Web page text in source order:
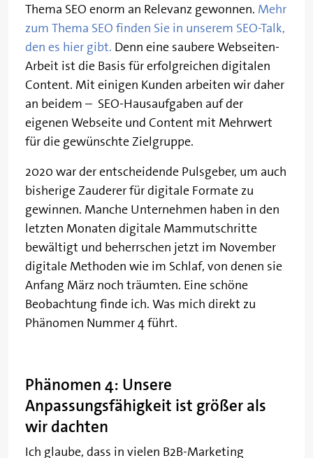
Thema SEO enorm an Relevanz gewonnen. Mehr
zum Thema SEO finden Sie in unserem SEO-Talk,
den es hier gibt. Denn eine saubere Webseiten-
Arbeit ist die Basis für erfolgreichen digitalen
Content. Mit einigen Kunden arbeiten wir daher
an beidem – SEO-Hausaufgaben auf der
eigenen Webseite und Content mit Mehrwert
für die gewünschte Zielgruppe.
2020 war der entscheidende Pulsgeber, um auch
bisherige Zauderer für digitale Formate zu
gewinnen. Manche Unternehmen haben in den
letzten Monaten digitale Mammutschritte
bewältigt und beherrschen jetzt im November
digitale Methoden wie im Schlaf, von denen sie
Anfang März noch träumten. Eine schöne
Beobachtung finde ich. Was mich direkt zu
Phänomen Nummer 4 führt.
Phänomen 4: Unsere
Anpassungsfähigkeit ist größer als
wir dachten
Ich glaube, dass in vielen B2B-Marketing